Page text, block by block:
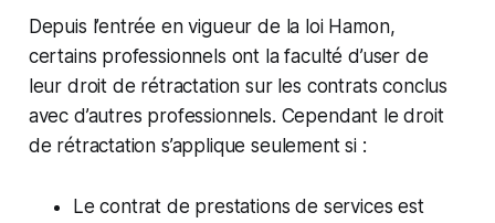
Depuis l’entrée en vigueur de la loi Hamon,
certains professionnels ont la faculté d’user de
leur droit de rétractation sur les contrats conclus
avec d’autres professionnels. Cependant le droit
de rétractation s’applique seulement si :
Le contrat de prestations de services est